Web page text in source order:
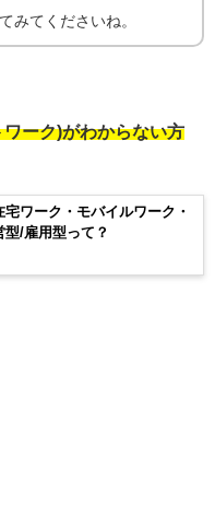
みてくださいね。
ーク)がわからない方
ワーク・モバイルワーク・
/雇用型って？